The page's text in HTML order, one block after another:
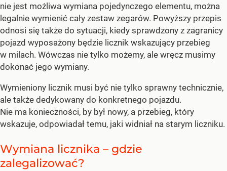
nie jest możliwa wymiana pojedynczego elementu, można
legalnie wymienić cały zestaw zegarów. Powyższy przepis
odnosi się także do sytuacji, kiedy sprawdzony z zagranicy
pojazd wyposażony będzie licznik wskazujący przebieg
w milach. Wówczas nie tylko możemy, ale wręcz musimy
dokonać jego wymiany.
Wymieniony licznik musi być nie tylko sprawny technicznie,
ale także dedykowany do konkretnego pojazdu.
Nie ma konieczności, by był nowy, a przebieg, który
wskazuje, odpowiadał temu, jaki widniał na starym liczniku.
Wymiana licznika – gdzie
zalegalizować?